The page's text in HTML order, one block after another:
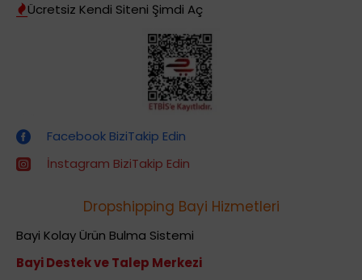
Ücretsiz Kendi Siteni Şimdi Aç
Facebook BiziTakip Edin
İnstagram BiziTakip Edin
Dropshipping Bayi Hizmetleri
Bayi Kolay Ürün Bulma Sistemi
Bayi Destek ve Talep Merkezi